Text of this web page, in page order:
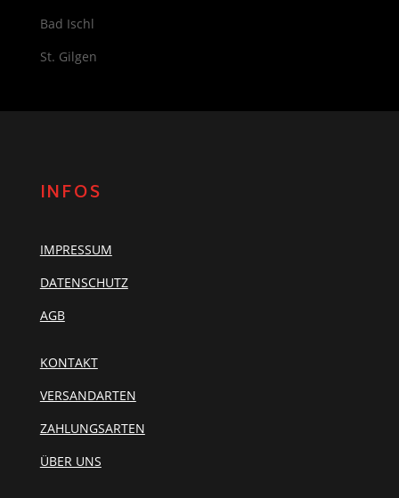
Bad Ischl
St. Gilgen
INFOS
IMPRESSUM
DATENSCHUTZ
AGB
KONTAKT
VERSANDARTEN
ZAHLUNGSARTEN
ÜBER UNS